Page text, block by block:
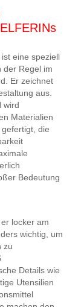
ist eine speziell
der Regel im
Er zeichnet
aus.
wird
Materialien
die
Bedeutung
locker am
wichtig, um
zu
Details wie
Utensilien